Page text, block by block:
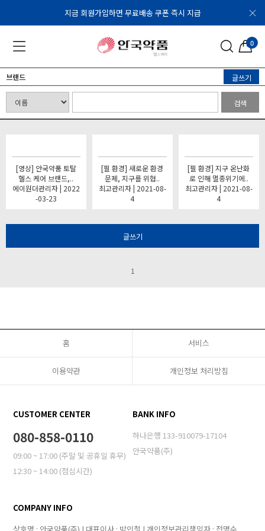
지금 회원가입하면 무료배송 쿠폰 즉시 지급
0
브랜드 글쓰기
검색
[영상] 안국약품 토탈
헬스 케어 브랜드,..
에이원더관리자 | 2022
-03-23
[필 환경] 새로운 환경
문제, 지구를 위협..
최고관리자 | 2021-08-
4
[필 환경] 지구 온난화
로 인해 멸종위기에..
최고관리자 | 2021-08-
4
글쓰기
1
홈 서비스
이용약관 개인정보 처리방침
CUSTOMER CENTER
080-858-0110
09:00 ~ 17:00 (주말 및 공휴일 휴무)
12:30 ~ 14:00 (점심시간)
BANK INFO
하나은행 133-910079-17104
안국약품(주)
COMPANY INFO